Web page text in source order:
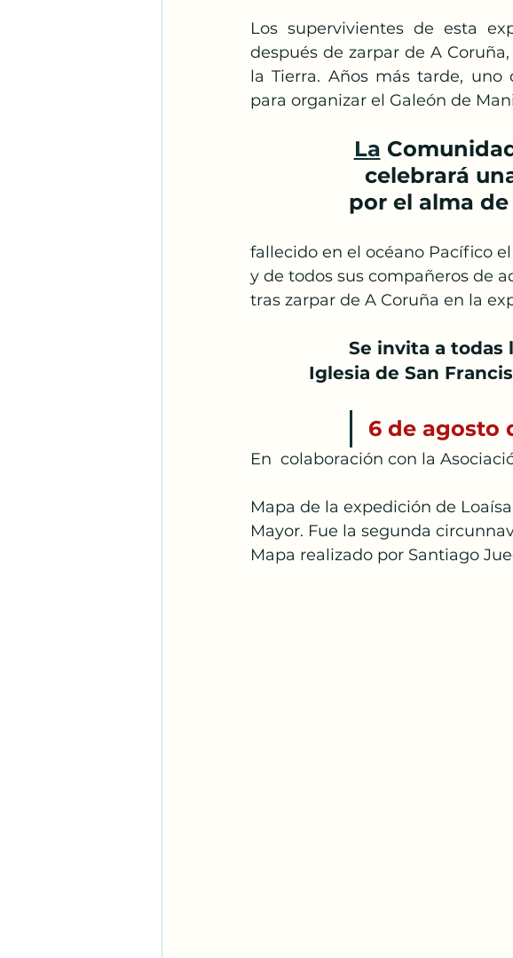
Los supervivientes de esta
después de zarpar de A
la Tierra. Años más tarde,
para organizar el Galeón de
La
celebrará
por el alma de
fallecido en el océano Pacífico el
y de todos sus compañeros de
tras zarpar de A Coruña en la
Se invita a todas
Iglesia de San
6 de agosto
En  colaboración con la
Mapa de la expedición de
Mayor. Fue la segunda
Mapa realizado por Santiago